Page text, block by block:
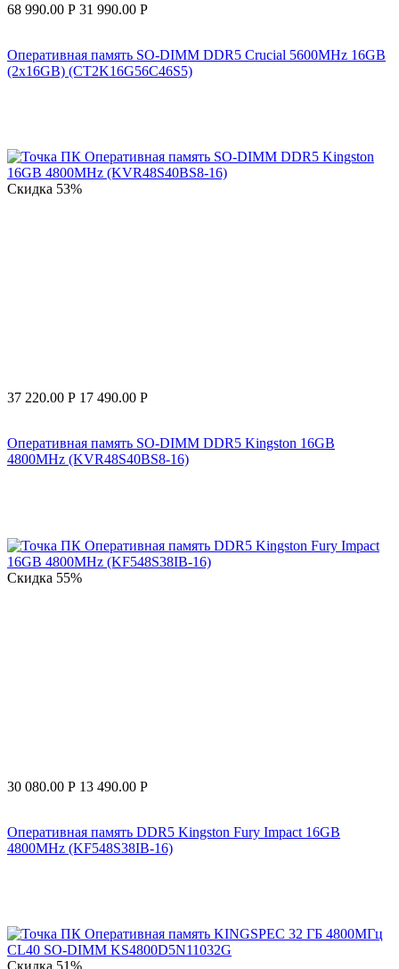
68 990.00 Р 31 990.00 Р
Оперативная память SO-DIMM DDR5 Crucial 5600MHz 16GB
(2x16GB) (CT2K16G56C46S5)
Скидка 53%
37 220.00 Р 17 490.00 Р
Оперативная память SO-DIMM DDR5 Kingston 16GB
4800MHz (KVR48S40BS8-16)
Скидка 55%
30 080.00 Р 13 490.00 Р
Оперативная память DDR5 Kingston Fury Impact 16GB
4800MHz (KF548S38IB-16)